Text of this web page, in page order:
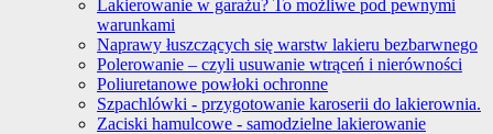
Lakierowanie w garażu? To możliwe pod pewnymi
warunkami
Naprawy łuszczących się warstw lakieru bezbarwnego
Polerowanie – czyli usuwanie wtrąceń i nierówności
Poliuretanowe powłoki ochronne
Szpachlówki - przygotowanie karoserii do lakierownia.
Zaciski hamulcowe - samodzielne lakierowanie